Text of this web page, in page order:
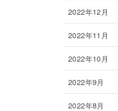
2022年12月
2022年11月
2022年10月
2022年9月
2022年8月